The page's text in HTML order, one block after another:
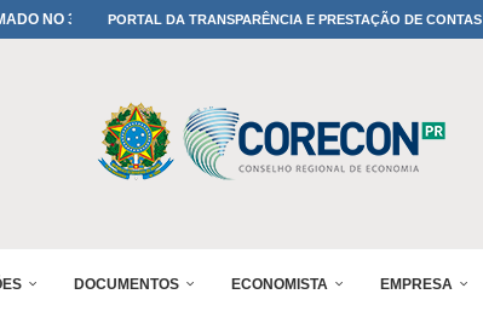
A TODOS OS PAIS!PORTAL DA TRANSPARÊNCIA E PRESTAÇÃO DE CONTAS
DOCUMENTOS ECONOMISTA EMPRESA